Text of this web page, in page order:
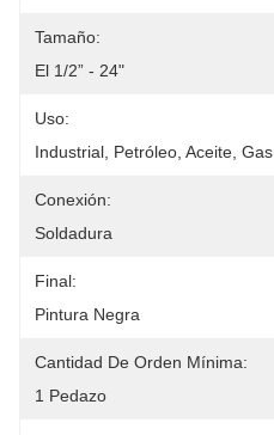
Tamaño:
El 1/2” - 24"
Uso:
Industrial, Petróleo, Aceite, Gas
Conexión:
Soldadura
Final:
Pintura Negra
Cantidad De Orden Mínima:
1 Pedazo